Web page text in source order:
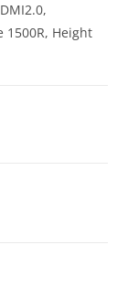
1500R, Height